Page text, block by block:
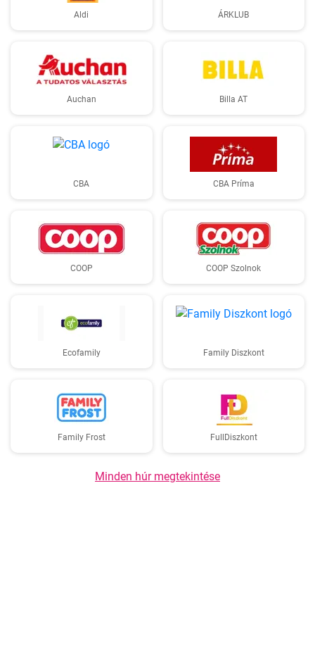
Aldi ÁRKLUB
Auchan Billa AT
CBA CBA Príma
COOP COOP Szolnok
Ecofamily Family Diszkont
Family Frost FullDiszkont
Minden húr megtekintése